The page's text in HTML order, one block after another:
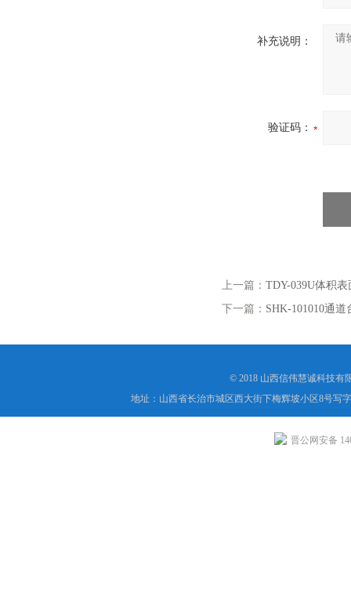
补充说明：
验证码：
上一篇： TDY-039U体积
下一篇： SHK-101010通
© 2018 山西信伟慧诚科技有
地址：山西省长治市城区西大街下梅辉坡小区8号写
晋公网安备